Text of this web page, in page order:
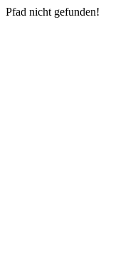
Pfad nicht gefunden!